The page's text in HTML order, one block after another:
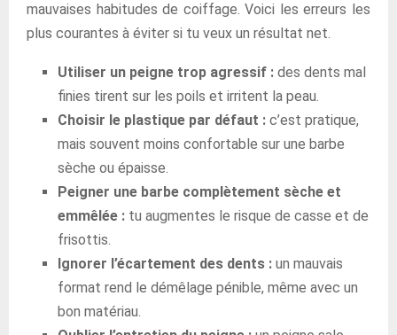
mauvaises habitudes de coiffage. Voici les erreurs les
plus courantes à éviter si tu veux un résultat net.
Utiliser un peigne trop agressif : des dents mal
finies tirent sur les poils et irritent la peau.
Choisir le plastique par défaut : c’est pratique,
mais souvent moins confortable sur une barbe
sèche ou épaisse.
Peigner une barbe complètement sèche et
emmêlée : tu augmentes le risque de casse et de
frisottis.
Ignorer l’écartement des dents : un mauvais
format rend le démêlage pénible, même avec un
bon matériau.